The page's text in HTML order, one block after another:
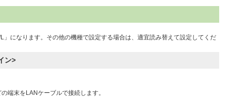
になります。その他の機種で設定する場合は、適宜読み替えて設定してくだ
ン>
端末をLANケーブルで接続します。